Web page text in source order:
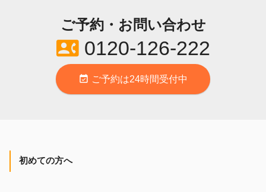
ご予約・お問い合わせ
contact_phone0120-126-222
event_available ご予約は24時間受付中
初めての方へ